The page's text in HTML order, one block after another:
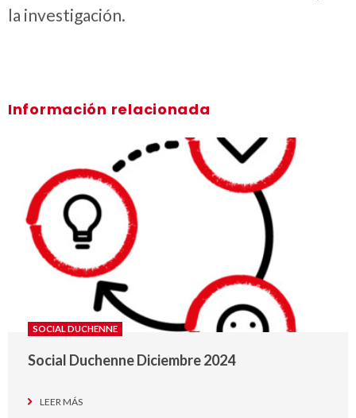
la investigación.
Información relacionada
SOCIAL DUCHENNE
Social Duchenne Diciembre 2024
LEER MÁS